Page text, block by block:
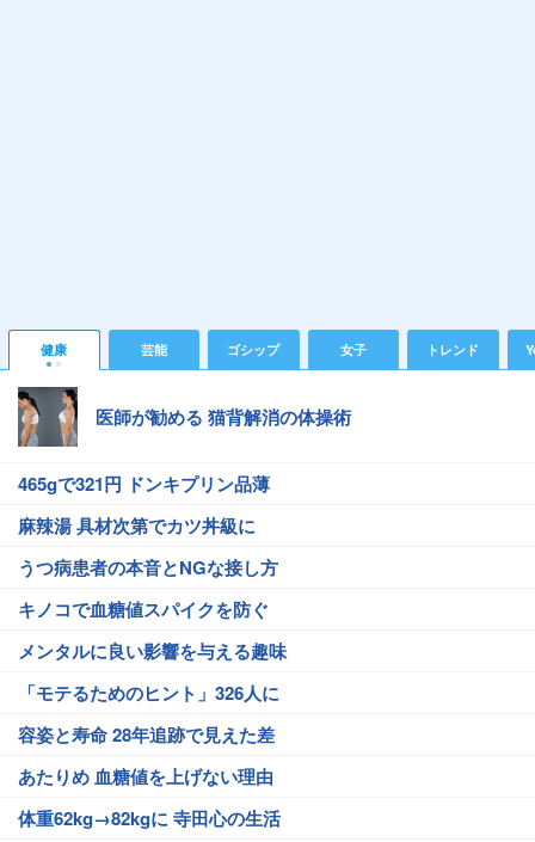
健康 芸能 ゴシップ 女子 トレンド
医師が勧める 猫背解消の体操術
465gで321円 ドンキプリン品薄
麻辣湯 具材次第でカツ丼級に
うつ病患者の本音とNGな接し方
キノコで血糖値スパイクを防ぐ
メンタルに良い影響を与える趣味
「モテるためのヒント」326人に
容姿と寿命 28年追跡で見えた差
あたりめ 血糖値を上げない理由
体重62kg→82kgに 寺田心の生活